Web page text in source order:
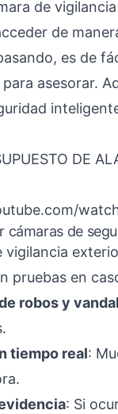
de
de
es de
asesorar.
DE
cámaras de
vigilancia
pruebas en
robos y
tiempo real:
: Si